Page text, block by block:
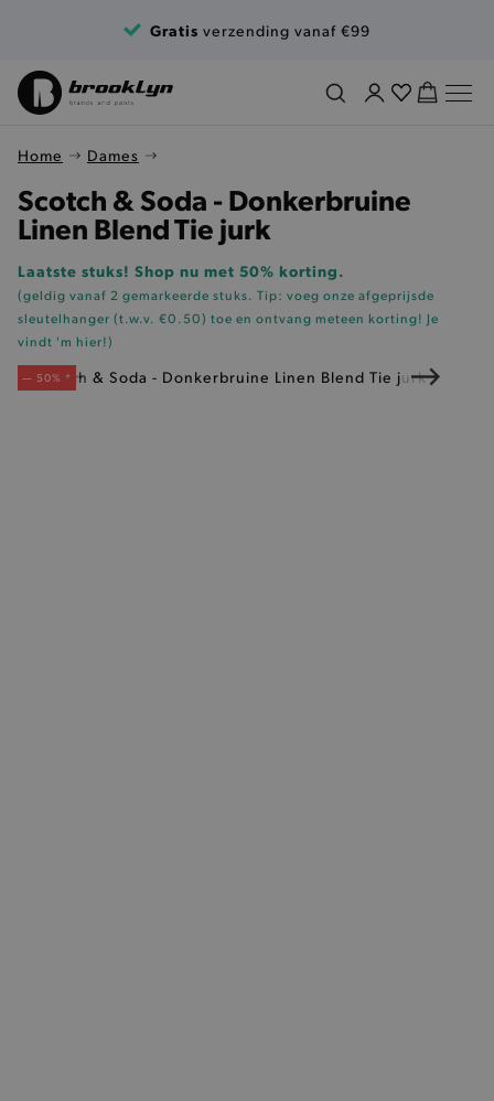
Gratis verzending vanaf €99
Home Dames
Scotch & Soda - Donkerbruine
Linen Blend Tie jurk
Laatste stuks! Shop nu met 50% korting.
(geldig vanaf 2 gemarkeerde stuks. Tip: voeg onze afgeprijsde
sleutelhanger (t.w.v. €0.50) toe en ontvang meteen korting! Je
vindt 'm hier!)
— 50% *